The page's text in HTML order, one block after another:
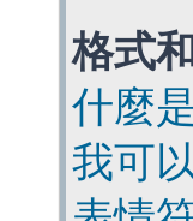
格式
什麼
我可